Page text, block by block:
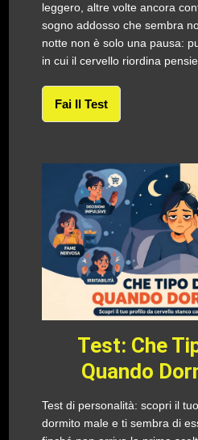
leggero, altre volte ancora
sogno addosso che sembra
notte non è solo una pausa:
in cui il cervello riordina
Fai Il Test
Test: Che
Quando
Test di personalità: scopri il
dormito male e ti sembra di